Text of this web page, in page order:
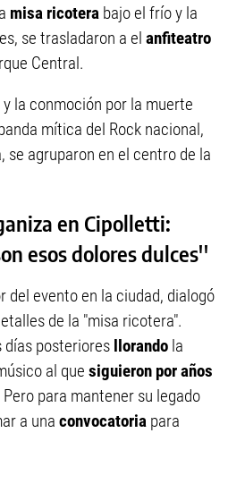
misa ricotera bajo el frío y la
se trasladaron a el anfiteatro
Central.
la conmoción por la muerte
mítica del Rock nacional,
se agruparon en el centro de la
en Cipolletti:
esos dolores dulces''
del evento en la ciudad, dialogó
de la "misa ricotera".
días posteriores llorando la
al que siguieron por años
para mantener su legado
a una convocatoria para